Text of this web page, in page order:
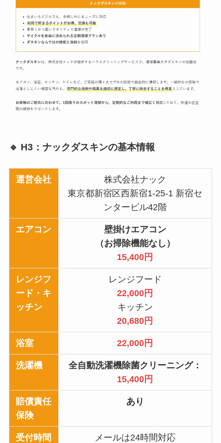
🔹 H3： ナックダスキンの基本情報
運営会社
株式会社ナック
東京都新宿区西新宿1-25-1 新宿セ
ンタービル42階
エアコン
壁掛けエアコン
（お掃除機能なし）
15,400円
レンジフ
ード・キ
ッチン
レンジフード
22,000円
キッチン
20,680円
浴室 22,000円
洗濯機
全自動洗濯機除菌クリーニング：
15,400円
賠償責任
保険
あり
受付時間 メールは24時間対応